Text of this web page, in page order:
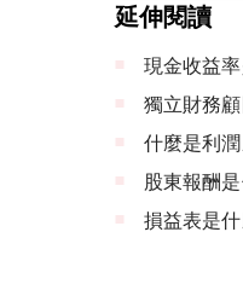
延伸閱讀
現金收益
獨立財務
什麼是利
股東報酬
損益表是